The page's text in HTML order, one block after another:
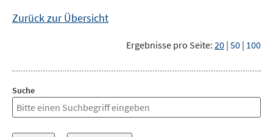
Zurück zur Übersicht
Ergebnisse pro Seite: 20 | 50 | 100
Suche